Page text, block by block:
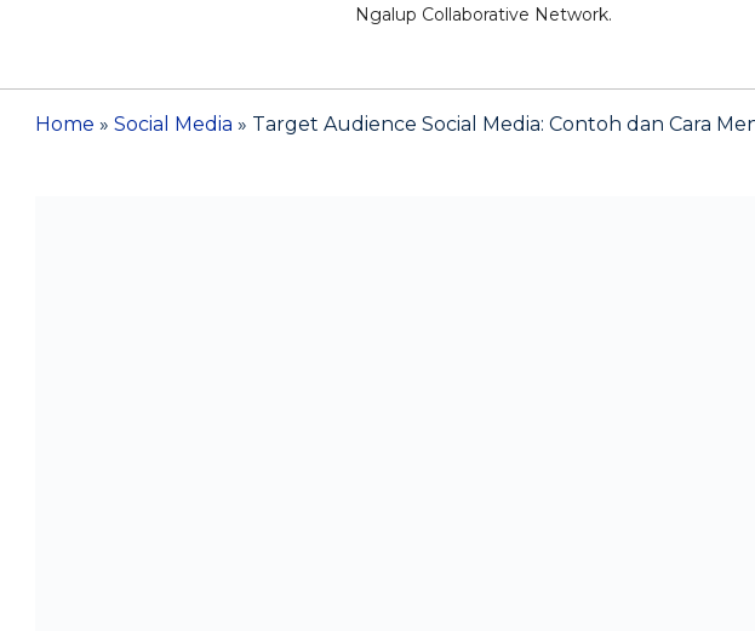
Ngalup Collaborative Network.
Home » Social Media » Target Audience Social Media: Contoh dan Cara